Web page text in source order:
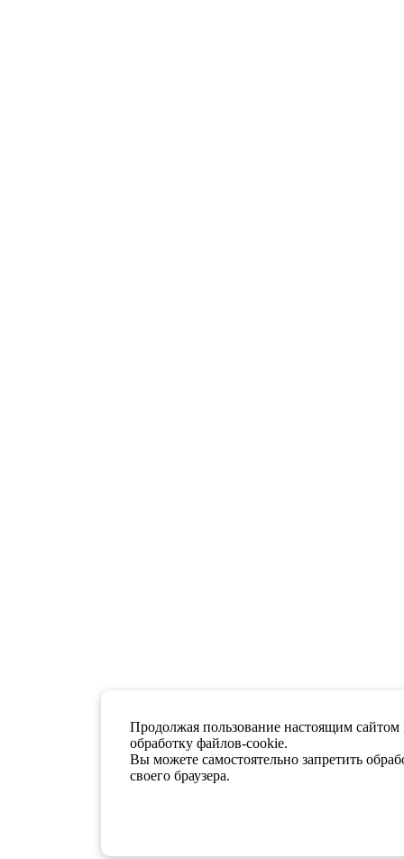
Продолжая пользование настоящим
обработку файлов-cookie.
Вы можете самостоятельно запретить
своего браузера.